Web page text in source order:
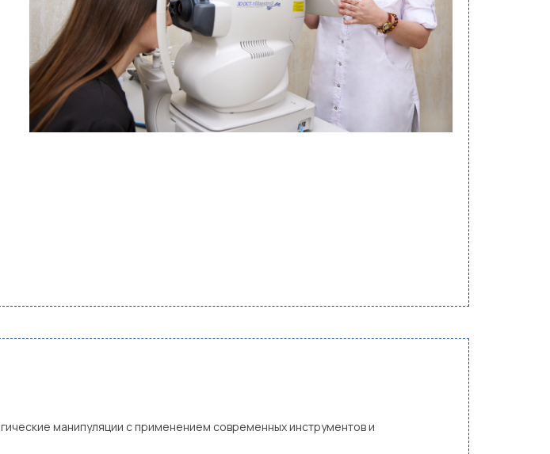
манипуляции с применением современных инструментов и